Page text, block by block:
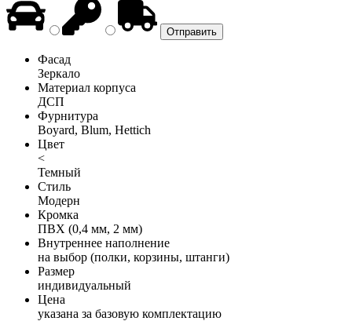
Фасад
Зеркало
Материал корпуса
ДСП
Фурнитура
Boyard, Blum, Hettich
Цвет
<
Темный
Стиль
Модерн
Кромка
ПВХ (0,4 мм, 2 мм)
Внутреннее наполнение
на выбор (полки, корзины, штанги)
Размер
индивидуальный
Цена
указана за базовую комплектацию